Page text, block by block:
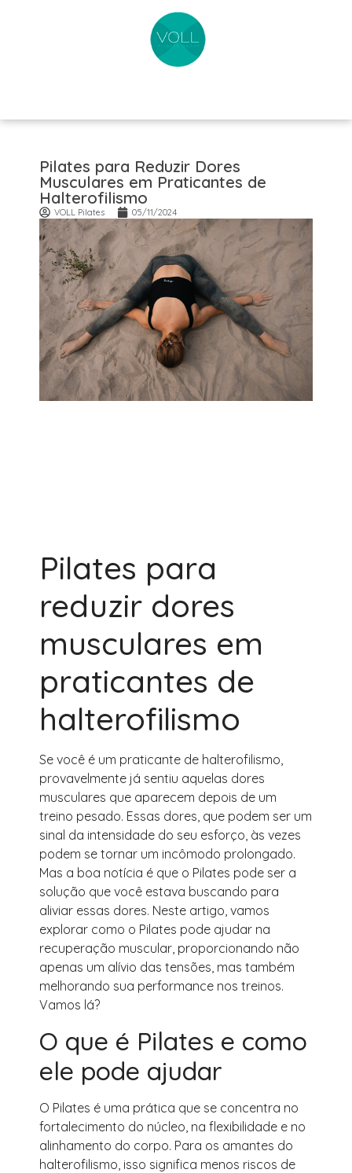
Pilates para Reduzir Dores
Musculares em Praticantes de
Halterofilismo
VOLL Pilates 05/11/2024
Pilates para
reduzir dores
musculares em
praticantes de
halterofilismo
Se você é um praticante de halterofilismo,
provavelmente já sentiu aquelas dores
musculares que aparecem depois de um
treino pesado. Essas dores, que podem ser um
sinal da intensidade do seu esforço, às vezes
podem se tornar um incômodo prolongado.
Mas a boa notícia é que o Pilates pode ser a
solução que você estava buscando para
aliviar essas dores. Neste artigo, vamos
explorar como o Pilates pode ajudar na
recuperação muscular, proporcionando não
apenas um alívio das tensões, mas também
melhorando sua performance nos treinos.
Vamos lá?
O que é Pilates e como
ele pode ajudar
O Pilates é uma prática que se concentra no
fortalecimento do núcleo, na flexibilidade e no
alinhamento do corpo. Para os amantes do
halterofilismo, isso significa menos riscos de